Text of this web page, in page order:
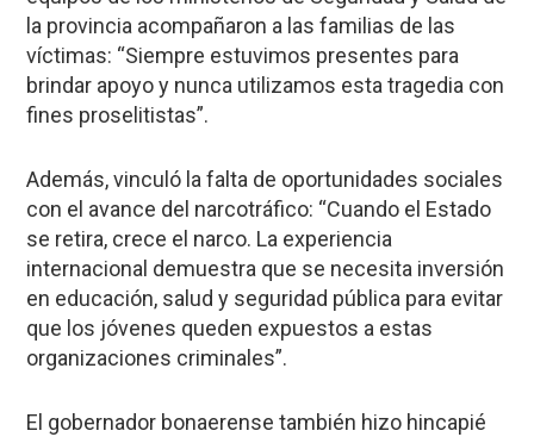
la provincia acompañaron a las familias de las
víctimas: “Siempre estuvimos presentes para
brindar apoyo y nunca utilizamos esta tragedia con
fines proselitistas”.
Además, vinculó la falta de oportunidades sociales
con el avance del narcotráfico: “Cuando el Estado
se retira, crece el narco. La experiencia
internacional demuestra que se necesita inversión
en educación, salud y seguridad pública para evitar
que los jóvenes queden expuestos a estas
organizaciones criminales”.
El gobernador bonaerense también hizo hincapié